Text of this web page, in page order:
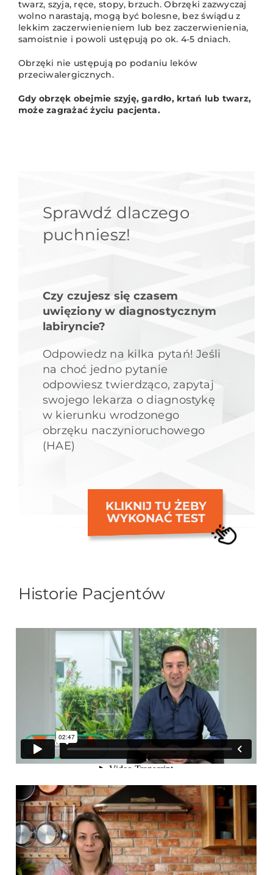
twarz, szyja, ręce, stopy, brzuch. Obrzęki zazwyczaj
wolno narastają, mogą być bolesne, bez świądu z
lekkim zaczerwienieniem lub bez zaczerwienienia,
samoistnie i powoli ustępują po ok. 4-5 dniach.
Obrzęki nie ustępują po podaniu leków
przeciwalergicznych.
Gdy obrzęk obejmie szyję, gardło, krtań lub twarz,
może zagrażać życiu pacjenta.
Sprawdź dlaczego
puchniesz!
Czy czujesz się czasem
uwięziony w diagnostycznym
labiryncie?
Odpowiedz na kilka pytań! Jeśli
na choć jedno pytanie
odpowiesz twierdząco, zapytaj
swojego lekarza o diagnostykę
w kierunku wrodzonego
obrzęku naczynioruchowego
(HAE)
KLIKNIJ TU ŻEBY
WYKONAĆ TEST
Historie Pacjentów